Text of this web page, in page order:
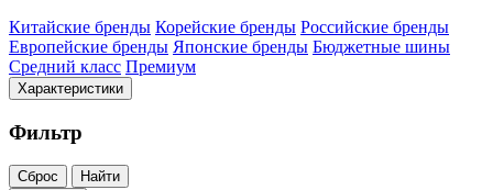
Китайские бренды Корейские бренды Российские бренды
Европейские бренды Японские бренды Бюджетные шины
Средний класс Премиум
Характеристики
Фильтр
Сброс
Найти